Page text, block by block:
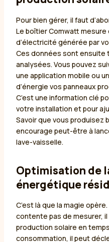
Pour bien gérer, il faut
Le boîtier Comwatt
d’électricité générée par
Ces données sont ensuite
analysées. Vous pouvez
une application mobile ou
d’énergie vos panneaux
C’est une information clé
votre installation et pour
Savoir que vous produisez
encourage peut-être à
lave-vaisselle.
Optimisation de
énergétique
C’est là que la magie
contente pas de mesurer, il
production solaire en
consommation, il peut